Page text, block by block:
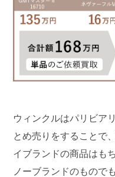
ウィンクルはパリビア
とめ売りをすることで
イブランドの商品はも
ノーブランドのもので